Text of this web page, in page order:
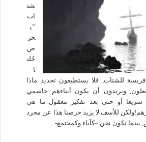
شت
ات
”ي
حر
ص
جُلن
ا
فريسة للشتات, فلا يستطيعون تحديد ماذا
ويريدون أن يكون أبناءهم حاسمي
سريعا أو حتى بعد تفكير معقول ما هي
للأسف لا يزيد حرصنا هذا عن مجرد
بينما نكون نحن –كآباء وكمجتمع- …